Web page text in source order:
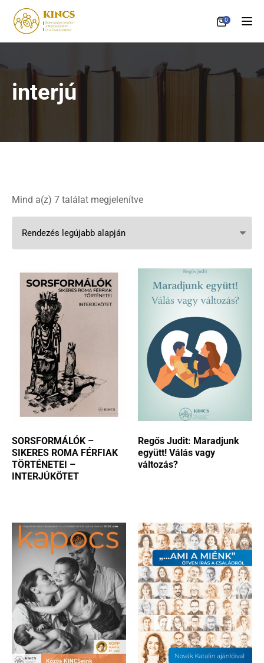
0
interjú
Mind a(z) 7 találat megjelenítveSorted by latest
SORSFORMÁLÓK –
SIKERES ROMA FÉRFIAK
TÖRTÉNETEI –
INTERJÚKÖTET
Regős Judit: Maradjunk
együtt! Válás vagy
változás?